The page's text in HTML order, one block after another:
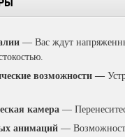
— Вас ждут
возможности —
камера —
анимаций —